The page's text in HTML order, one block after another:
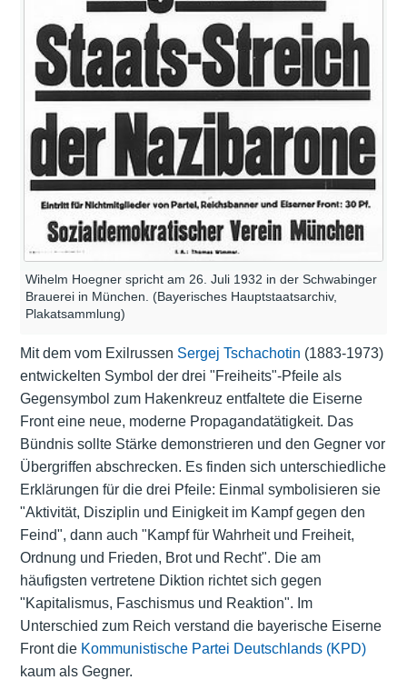
Wihelm Hoegner spricht am 26. Juli 1932 in der Schwabinger
Brauerei in München. (Bayerisches Hauptstaatsarchiv,
Plakatsammlung)
Mit dem vom Exilrussen Sergej Tschachotin (1883-1973)
entwickelten Symbol der drei "Freiheits"-Pfeile als
Gegensymbol zum Hakenkreuz entfaltete die Eiserne
Front eine neue, moderne Propagandatätigkeit. Das
Bündnis sollte Stärke demonstrieren und den Gegner vor
Übergriffen abschrecken. Es finden sich unterschiedliche
Erklärungen für die drei Pfeile: Einmal symbolisieren sie
"Aktivität, Disziplin und Einigkeit im Kampf gegen den
Feind", dann auch "Kampf für Wahrheit und Freiheit,
Ordnung und Frieden, Brot und Recht". Die am
häufigsten vertretene Diktion richtet sich gegen
"Kapitalismus, Faschismus und Reaktion". Im
Unterschied zum Reich verstand die bayerische Eiserne
Front die Kommunistische Partei Deutschlands (KPD)
kaum als Gegner.